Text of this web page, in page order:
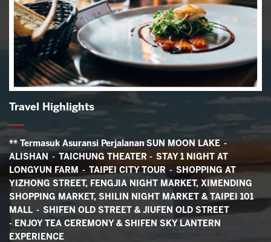
Travel Highlights
** Termasuk Asuransi Perjalanan SUN MOON LAKE -
ALISHAN - TAICHUNG THEATER - STAY 1 NIGHT AT
LONGYUN FARM - TAIPEI CITY TOUR - SHOPPING AT
YIZHONG STREET, FENGJIA NIGHT MARKET, XIMENDING
SHOPPING MARKET, SHILIN NIGHT MARKET & TAIPEI 101
MALL - SHIFEN OLD STREET & JIUFEN OLD STREET
- ENJOY TEA CEREMONY & SHIFEN SKY LANTERN
EXPERIENCE